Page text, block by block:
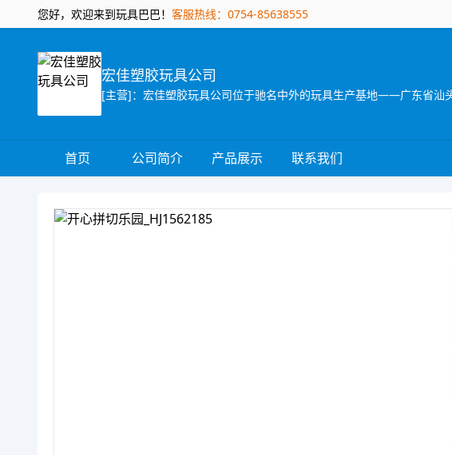
您好，欢迎来到玩具巴巴！ 客服热线：0754-85638555
宏佳塑胶玩具公司
首页 公司简介 产品展示 联系我们